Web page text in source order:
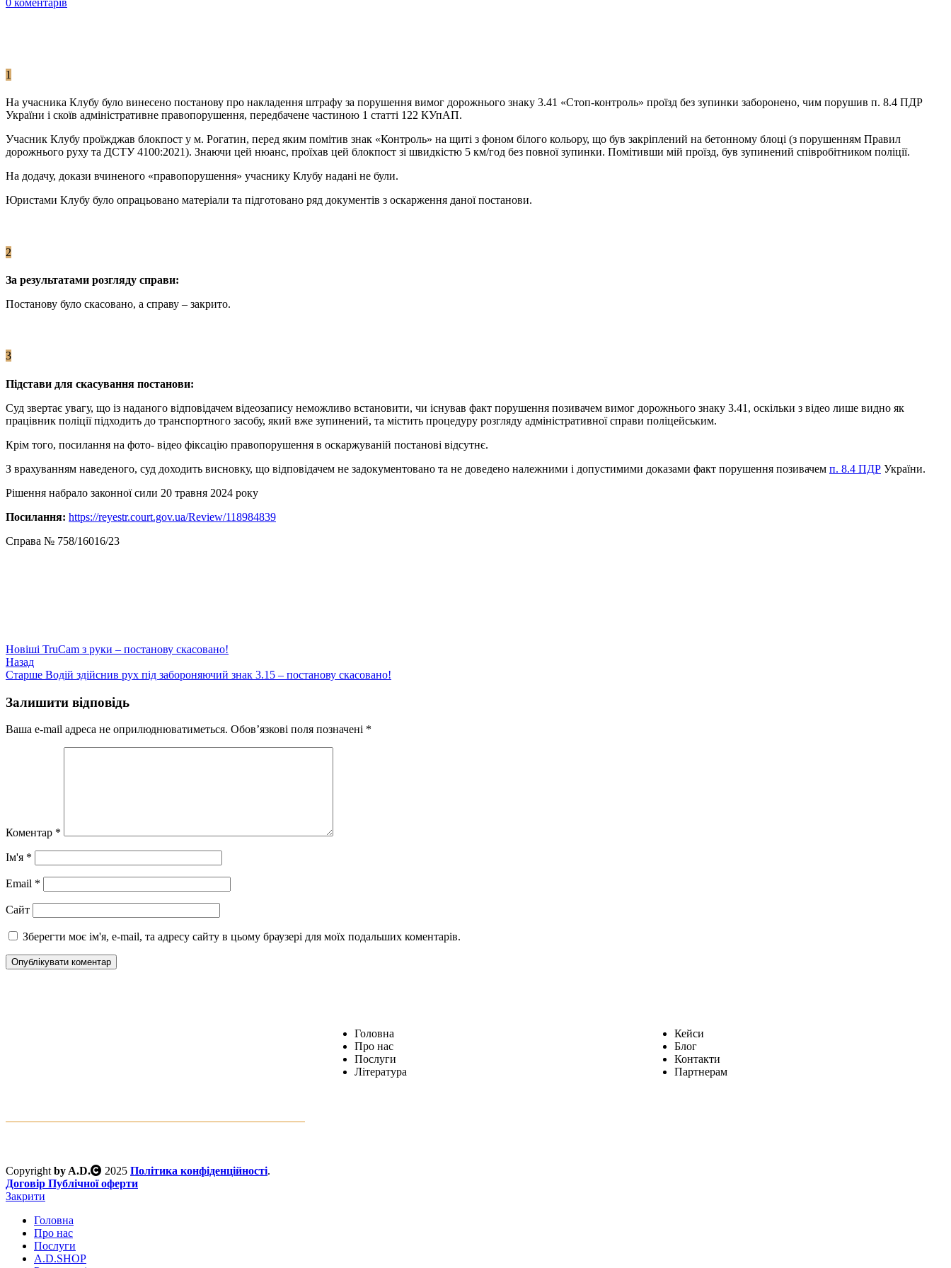
0 коментарів
1
На учасника Клубу було винесено постанову про накладення штрафу за порушення вимог дорожнього знаку 3.41 «Стоп-контроль» проїзд без зупинки заборонено, чим порушив п. 8.4 ПДР
України і скоїв адміністративне правопорушення, передбачене частиною 1 статті 122 КУпАП.
Учасник Клубу проїжджав блокпост у м. Рогатин, перед яким помітив знак «Контроль» на щиті з фоном білого кольору, що був закріплений на бетонному блоці (з порушенням Правил
дорожнього руху та ДСТУ 4100:2021). Знаючи цей нюанс, проїхав цей блокпост зі швидкістю 5 км/год без повної зупинки. Помітивши мій проїзд, був зупинений співробітником поліції.
На додачу, докази вчиненого «правопорушення» учаснику Клубу надані не були.
Юристами Клубу було опрацьовано матеріали та підготовано ряд документів з оскарження даної постанови.
2
За результатами розгляду справи:
Постанову було скасовано, а справу – закрито.
3
Підстави для скасування постанови:
Суд звертає увагу, що із наданого відповідачем відеозапису неможливо встановити, чи існував факт порушення позивачем вимог дорожнього знаку 3.41, оскільки з відео лише видно як
працівник поліції підходить до транспортного засобу, який вже зупинений, та містить процедуру розгляду адміністративної справи поліцейським.
Крім того, посилання на фото- відео фіксацію правопорушення в оскаржуваній постанові відсутнє.
З врахуванням наведеного, суд доходить висновку, що відповідачем не задокументовано та не доведено належними і допустимими доказами факт порушення позивачем п. 8.4 ПДР України.
Рішення набрало законної сили 20 травня 2024 року
Посилання: https://reyestr.court.gov.ua/Review/118984839
Справа № 758/16016/23
Новіші TruCam з руки – постанову скасовано!
Назад
Старше Водій здійснив рух під забороняючий знак 3.15 – постанову скасовано!
Залишити відповідь
Ваша e-mail адреса не оприлюднюватиметься. Обов’язкові поля позначені *
Коментар *
Ім'я *
Email *
Сайт
Зберегти моє ім'я, e-mail, та адресу сайту в цьому браузері для моїх подальших коментарів.
Головна
Про нас
Послуги
Література
Кейси
Блог
Контакти
Партнерам
Copyright by A.D. 2025 Політика конфіденційності.
Договір Публічної оферти
Закрити
Головна
Про нас
Послуги
A.D.SHOP